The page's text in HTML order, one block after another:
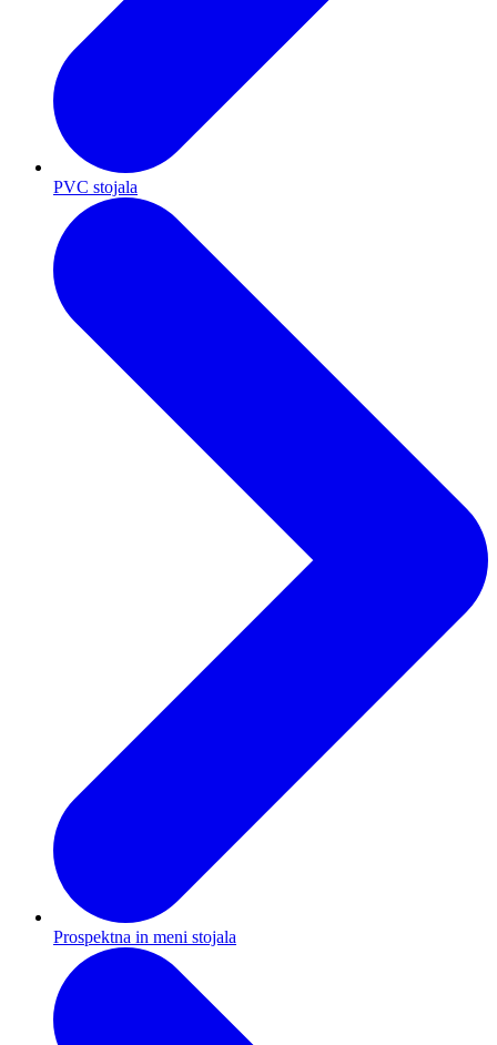
PVC stojala
Prospektna in meni stojala